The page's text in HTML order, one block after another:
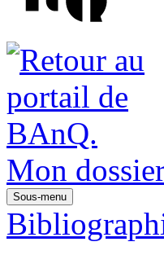
Mon
Sous-menu